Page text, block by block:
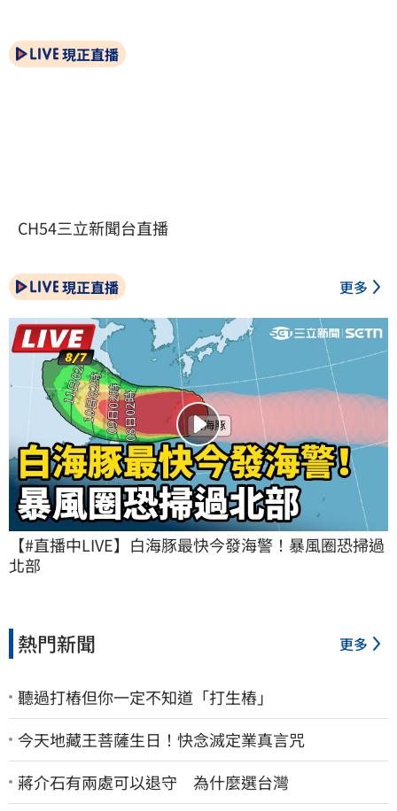
現正直播
CH54三立新聞台直播
現正直播 更多
【#直播中LIVE】白海豚最快今發海警！暴風圈恐掃過
北部
熱門新聞 更多
聽過打樁但你一定不知道「打生樁」
今天地藏王菩薩生日！快念滅定業真言咒
蔣介石有兩處可以退守 為什麼選台灣